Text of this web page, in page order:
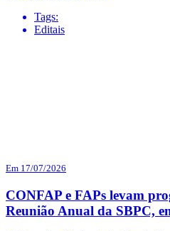
Tags:
Editais
Em 17/07/2026
CONFAP e FAPs levam
Reunião Anual da SBPC,